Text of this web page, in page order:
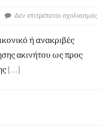
Δεν επιτρέπεται σχολιασμός
ή ανακριβές
ακινήτου ως προς
[...]